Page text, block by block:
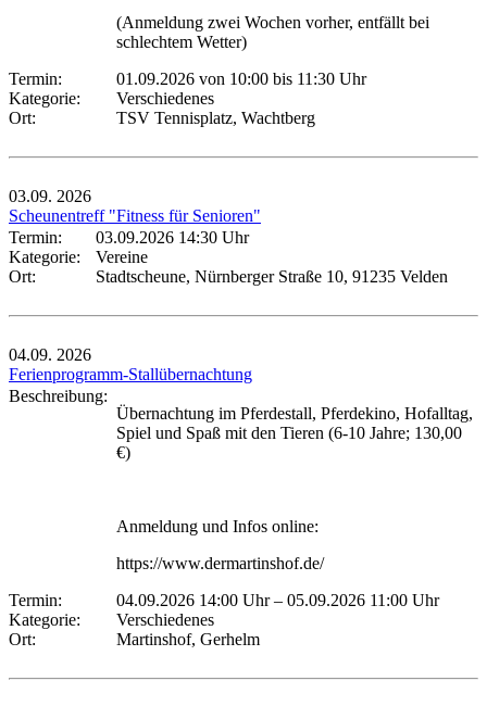
(Anmeldung zwei Wochen vorher, entfällt bei
schlechtem Wetter)
Termin:
01.09.2026 von 10:00 bis 11:30 Uhr
Kategorie:
Verschiedenes
Ort:
TSV Tennisplatz, Wachtberg
03.09. 2026
Scheunentreff "Fitness für Senioren"
Termin:
03.09.2026 14:30 Uhr
Kategorie:
Vereine
Ort:
Stadtscheune, Nürnberger Straße 10, 91235 Velden
04.09. 2026
Ferienprogramm-Stallübernachtung
Beschreibung:
Übernachtung im Pferdestall, Pferdekino, Hofalltag,
Spiel und Spaß mit den Tieren (6-10 Jahre; 130,00
€)
Anmeldung und Infos online:
https://www.dermartinshof.de/
Termin:
04.09.2026 14:00 Uhr– 05.09.2026 11:00 Uhr
Kategorie:
Verschiedenes
Ort:
Martinshof, Gerhelm